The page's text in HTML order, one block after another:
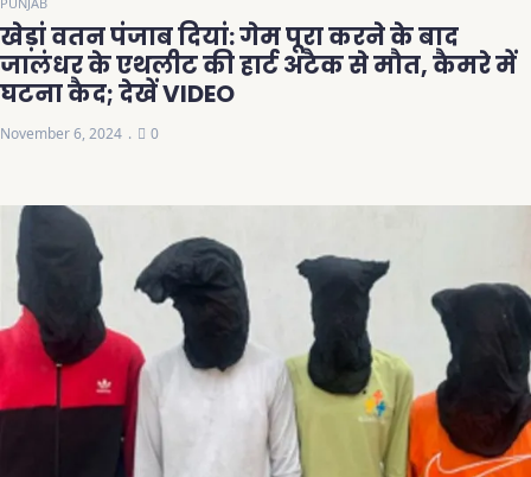
खेड़ां वतन पंजाब दियां: गेम पूरा करने के बाद
जालंधर के एथलीट की हार्ट अटैक से मौत, कैमरे में
घटना कैद; देखें VIDEO
November 6, 2024 0